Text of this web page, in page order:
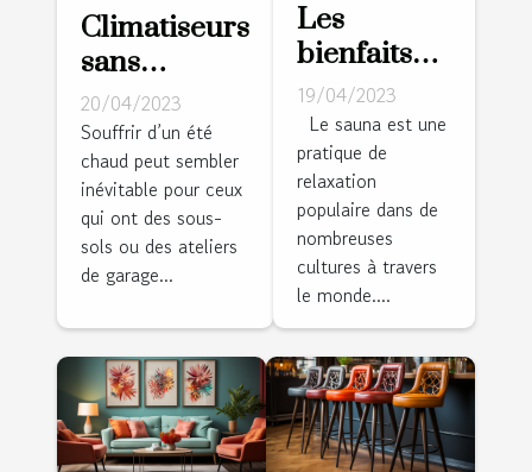
Climatiseurs
sans
conduits :
conseils à
domicile
éprouvés,
vrais et
dignes de
20/04/2023
Souffrir d’un été
chaud peut sembler
inévitable pour ceux
qui ont des sous-
sols ou des ateliers
de garage...
Les
bienfaits
du sauna
pour la
santé et la
relaxation
19/04/2023
Le sauna est une
pratique de
relaxation
populaire dans de
nombreuses
cultures à travers
le monde....